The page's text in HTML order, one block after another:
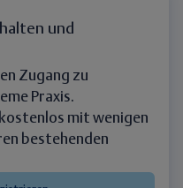
und
Zugang zu
Praxis.
mit wenigen
bestehenden